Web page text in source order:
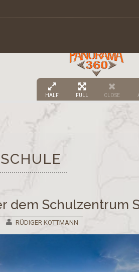
HALF FULL CLOSE
dem Schulzentrum
RÜDIGER KOTTMANN